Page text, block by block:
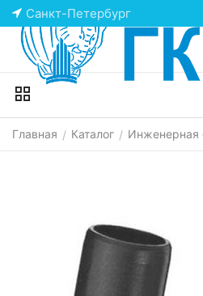
Санкт-Петербург
Главная / Каталог / Инженерная